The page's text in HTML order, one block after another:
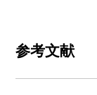
参考文献